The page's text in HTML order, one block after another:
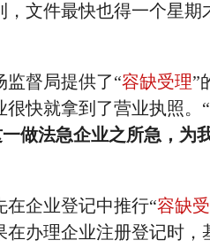
文件最快也得一个星期
督局提供了“容缺受理”
很快就拿到了营业执照。“
做法急企业之所急，为
企业登记中推行“容缺
办理企业注册登记时，